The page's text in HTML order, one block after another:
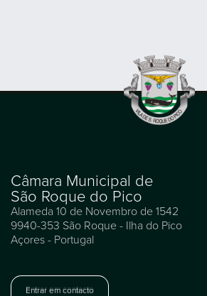
Câmara Municipal de
São Roque do Pico
Alameda 10 de Novembro de 1542
9940-353 São Roque - Ilha do Pico
Açores - Portugal
Entrar em contacto